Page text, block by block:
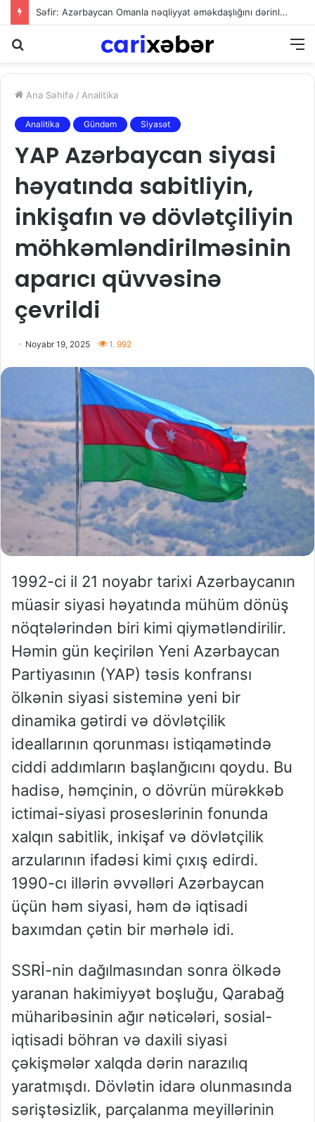
Səfir: Azərbaycan Omanla nəqliyyat əməkdaşlığını dərinləşdirməyə hazırdır
Ana Səhifə / Analitika
Analitika Gündəm Siyasət
YAP Azərbaycan siyasi
həyatında sabitliyin,
inkişafın və dövlətçiliyin
möhkəmləndirilməsinin
aparıcı qüvvəsinə
çevrildi
Noyabr 19, 2025 1. 992
1992-ci il 21 noyabr tarixi Azərbaycanın
müasir siyasi həyatında mühüm dönüş
nöqtələrindən biri kimi qiymətləndirilir.
Həmin gün keçirilən Yeni Azərbaycan
Partiyasının (YAP) təsis konfransı
ölkənin siyasi sisteminə yeni bir
dinamika gətirdi və dövlətçilik
ideallarının qorunması istiqamətində
ciddi addımların başlanğıcını qoydu. Bu
hadisə, həmçinin, o dövrün mürəkkəb
ictimai-siyasi proseslərinin fonunda
xalqın sabitlik, inkişaf və dövlətçilik
arzularının ifadəsi kimi çıxış edirdi.
1990-cı illərin əvvəlləri Azərbaycan
üçün həm siyasi, həm də iqtisadi
baxımdan çətin bir mərhələ idi.
SSRİ-nin dağılmasından sonra ölkədə
yaranan hakimiyyət boşluğu, Qarabağ
müharibəsinin ağır nəticələri, sosial-
iqtisadi böhran və daxili siyasi
çəkişmələr xalqda dərin narazılıq
yaratmışdı. Dövlətin idarə olunmasında
səriştəsizlik, parçalanma meyillərinin